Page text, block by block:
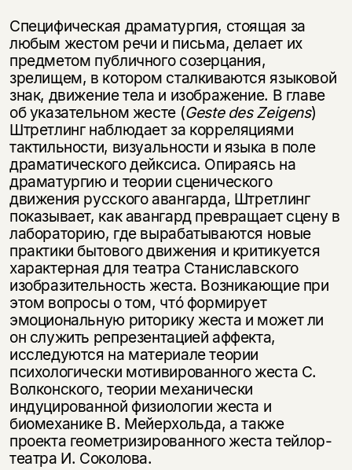
Специфическая драматургия, стоящая за
любым жестом речи и письма, делает их
предметом публичного созерцания,
зрелищем, в котором сталкиваются языковой
знак, движение тела и изображение. В главе
об указательном жесте (Geste des Zeigens)
Штретлинг наблюдает за корреляциями
тактильности, визуальности и языка в поле
драматического дейксиса. Опираясь на
драматургию и теории сценического
движения русского авангарда, Штретлинг
показывает, как авангард превращает сцену в
лабораторию, где вырабатываются новые
практики бытового движения и критикуется
характерная для театра Станиславского
изобразительность жеста. Возникающие при
этом вопросы о том, чтó формирует
эмоциональную риторику жеста и может ли
он служить репрезентацией аффекта,
исследуются на материале теории
психологически мотивированного жеста С.
Волконского, теории механически
индуцированной физиологии жеста и
биомеханике В. Мейерхольда, а также
проекта геометризированного жеста тейлор-
театра И. Соколова.
Подписка на рассылку
Раз в неделю мы отправляем рассылку
о книгах и событиях «НЛО».
За подписку дарим промокод на
скидку 15%
Этой книги временно
нет в продаже.
Вы можете подписаться на
уведомления, и при поступлении книги
на склад получить письмо на указанный
электронный адрес.
Эта книга
не предназначена для
несовершеннолетних